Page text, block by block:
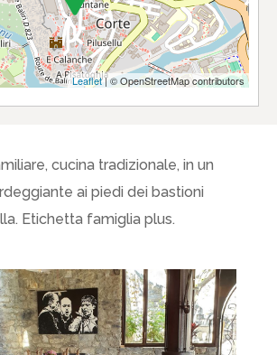
Leaflet| © OpenStreetMap contributors
cucina tradizionale, in un
ai piedi dei bastioni
Etichetta famiglia plus.